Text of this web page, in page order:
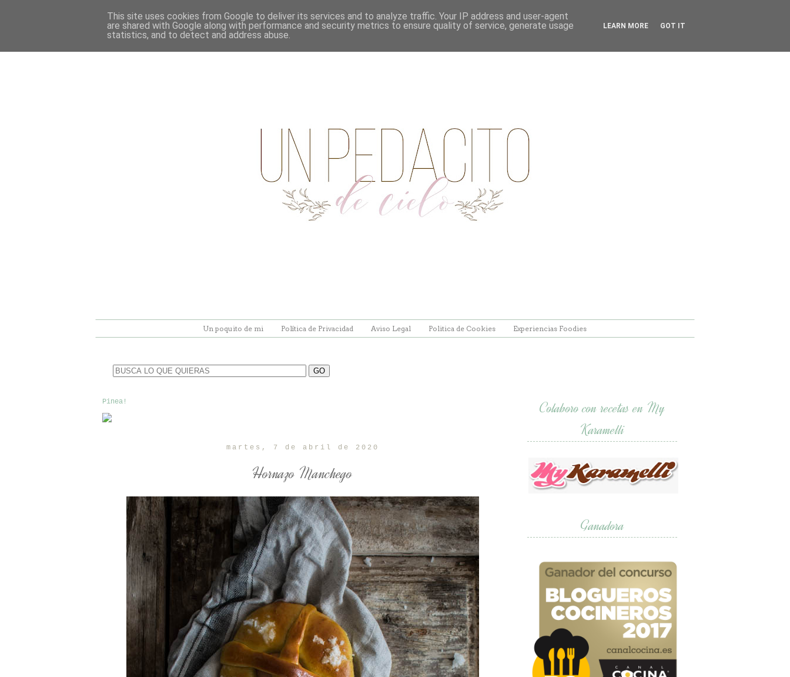
Un poquito de mi Política de Privacidad Aviso Legal Politica de Cookies Experiencias Foodies
Pinea!
martes, 7 de abril de 2020
Hornazo Manchego
Colaboro con recetas en My
Karamelli
Ganadora
This site uses cookies from Google to deliver its services and to analyze traffic. Your IP address and user-agent
are shared with Google along with performance and security metrics to ensure quality of service, generate usage
statistics, and to detect and address abuse.
LEARN MORE GOT IT